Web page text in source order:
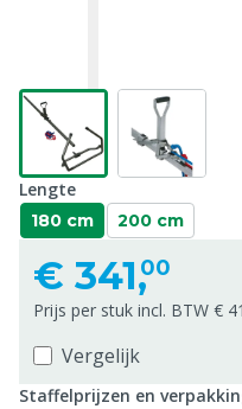
Lengte
180 cm 200 cm
€ 341,00
Prijs per stuk incl. BTW €
Vergelijk
Staffelprijzen en